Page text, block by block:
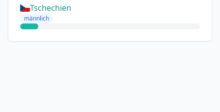
Tschechien
männlich